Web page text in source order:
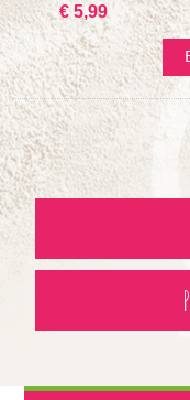
€ 5,99